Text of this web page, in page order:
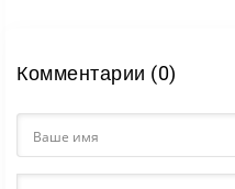
Комментарии (0)